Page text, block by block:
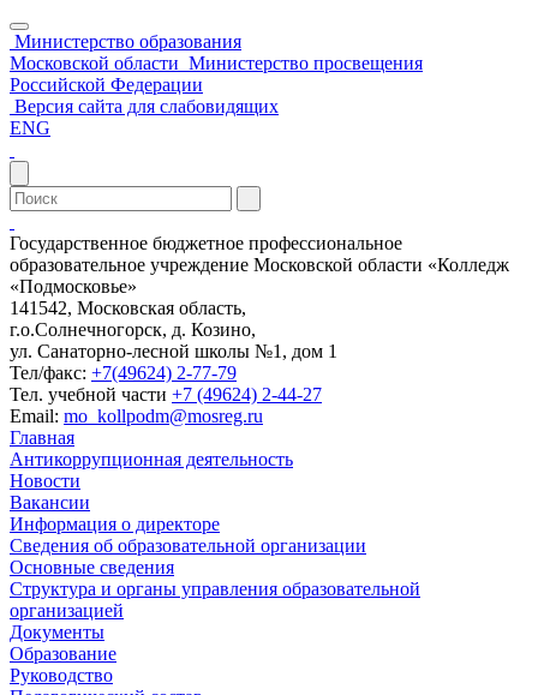
Министерство образования
Московской области Министерство просвещения
Российской Федерации
Версия сайта для слабовидящих
ENG
Государственное бюджетное профессиональное
образовательное учреждение Московской области «Колледж
«Подмосковье»
141542, Московская область,
г.о.Солнечногорск, д. Козино,
ул. Санаторно-лесной школы №1, дом 1
Тел/факс: +7(49624) 2-77-79
Тел. учебной части +7 (49624) 2-44-27
Email: mo_kollpodm@mosreg.ru
Главная
Антикоррупционная деятельность
Новости
Вакансии
Информация о директоре
Сведения об образовательной организации
Основные сведения
Структура и органы управления образовательной
организацией
Документы
Образование
Руководство